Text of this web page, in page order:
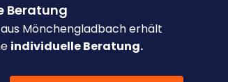
Beratung
Mönchengladbach erhält
individuelle Beratung.